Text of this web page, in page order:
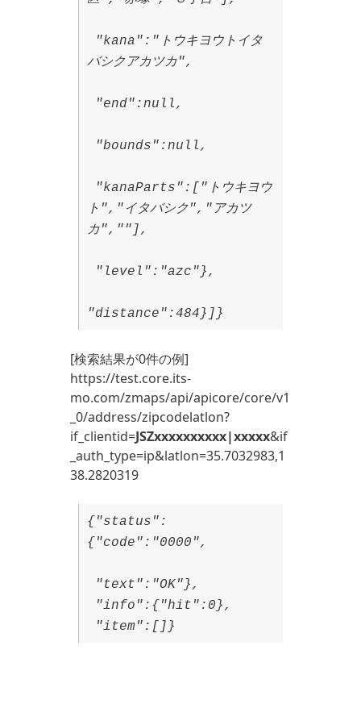
"kana":"トウキヨウトイタ
バシクアカツカ",
"end":null,
"bounds":null,
"kanaParts":["トウキヨウ
ト","イタバシク","アカツ
カ",""],
"level":"azc"},
"distance":484}]}
[検索結果が0件の例]
https://test.core.its-
mo.com/zmaps/api/apicore/core/v1
_0/address/zipcodelatlon?
if_clientid=JSZxxxxxxxxxx|xxxxx&if
_auth_type=ip&latlon=35.7032983,1
38.2820319
{"status":
{"code":"0000",
"text":"OK"},
"info":{"hit":0},
"item":[]}